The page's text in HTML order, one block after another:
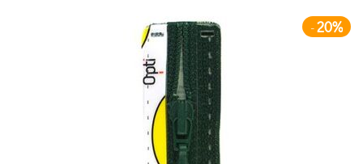
-20%